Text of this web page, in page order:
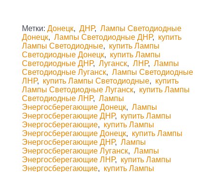
Метки: Донецк, ДНР, Лампы Cветодиодные
Донецк, Лампы Cветодиодные ДНР, купить
Лампы Cветодиодные, купить Лампы
Cветодиодные Донецк, купить Лампы
Cветодиодные ДНР, Луганск, ЛНР, Лампы
Cветодиодные Луганск, Лампы Cветодиодные
ЛНР, купить Лампы Cветодиодные, купить
Лампы Cветодиодные Луганск, купить Лампы
Cветодиодные ЛНР, Лампы
Энергосберегающие Донецк, Лампы
Энергосберегающие ДНР, купить Лампы
Энергосберегающие, купить Лампы
Энергосберегающие Донецк, купить Лампы
Энергосберегающие ДНР, Лампы
Энергосберегающие Луганск, Лампы
Энергосберегающие ЛНР, купить Лампы
Энергосберегающие, купить Лампы